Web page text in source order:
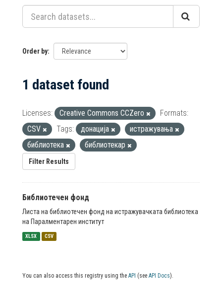
Order by
1 dataset found
Licenses: Creative Commons CCZero
Formats:
CSV
Tags: донација
истражувања
библиотека
библиотекар
Filter Results
Библиотечен фонд
Листа на библиотечен фонд на истражувачката библиотека
на Паралментарен институт
XLSX CSV
You can also access this registry using the API (see API Docs).